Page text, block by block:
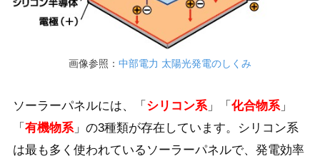
画像参照： 中部電力 太陽光発電のしくみ
ソーラーパネルには、「 シリコン系」「 化合物系」
「 有機物系」の3種類が存在しています。シリコン系
は最も多く使われているソーラーパネルで、発電効率